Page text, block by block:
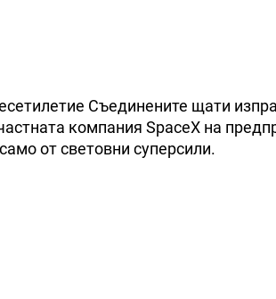
Съединените щати
компания SpaceX на
от световни суперсили.